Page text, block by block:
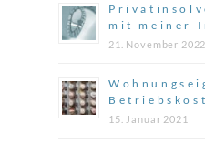
mit meiner
21. November 2022
15. Januar 2021